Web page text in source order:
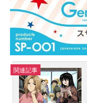
関連記事